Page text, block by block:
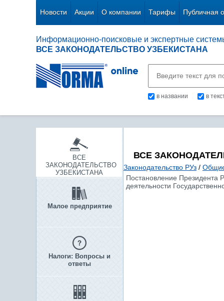
Новости Акции О компании Тарифы Публичная
Информационно-поисковые и экспертные
ВСЕ ЗАКОНОДАТЕЛЬСТВО УЗБЕКИСТАНА
в названии в
ВСЕ
ЗАКОНОДАТЕЛЬСТВО
УЗБЕКИСТАНА
Малое предприятие
Налоги: Вопросы и
ответы
ВСЕ
Законодательство РУз / Общие
Постановление Президента
деятельности